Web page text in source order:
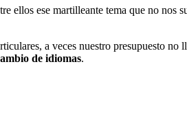
ellos ese martilleante tema que no nos
a veces nuestro presupuesto
de idiomas.